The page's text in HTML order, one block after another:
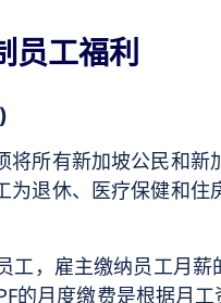
员工福利
将所有新加坡公民和新
退休、医疗保健和住
工，雇主缴纳员工月
的月度缴费是根据月